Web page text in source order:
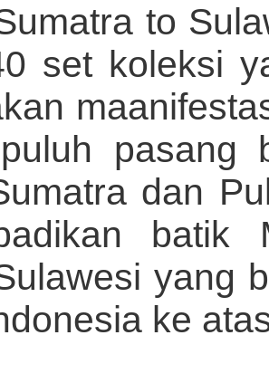
to
set koleksi
pasang
dan
batik
yang
ke